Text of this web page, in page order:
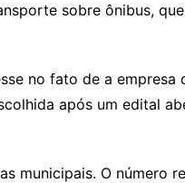
sobre ônibus,
no fato de a
após um edital
municipais. O número